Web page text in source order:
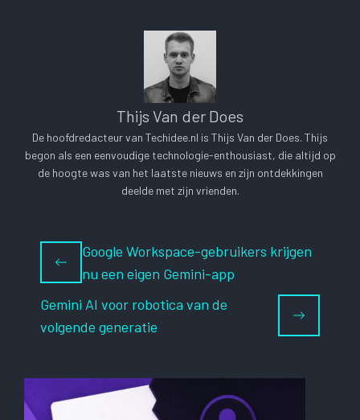
Thijs Van der Does
De hoofdredacteur van Techidee.nl is Thijs Van der Does. Thijs
begon als een eenvoudige technologie-enthousiast, die altijd op
de hoogte was van het laatste nieuws en zijn ontdekkingen
deelde met zijn vrienden.
Google Workspace-gebruikers krijgen
nu een eigen Gemini-app
Gemini AI voor robotica van de
volgende generatie